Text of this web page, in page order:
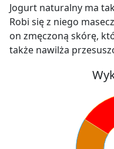
Jogurt naturalny ma
Robi się z niego
on zmęczoną skórę,
także nawilża